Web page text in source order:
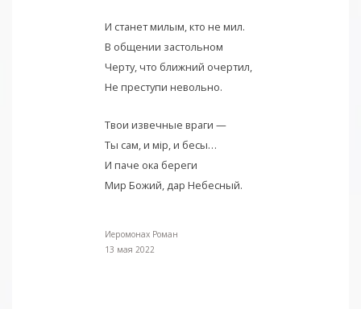
И станет милым, кто не мил.
В общении застольном
Черту, что ближний очертил,
Не преступи невольно.
Твои извечные враги —
Ты сам, и мiр, и бесы…
И паче ока береги
Мир Божий, дар Небесный.
Иеромонах Роман
13 мая 2022